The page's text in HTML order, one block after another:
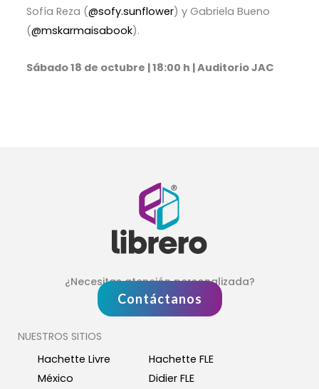
Sofía Reza (@sofy.sunflower) y Gabriela Bueno
(@mskarmaisabook).
Sábado 18 de octubre | 18:00 h | Auditorio JAC
¿Necesitas atención personalizada?
Contáctanos
NUESTROS SITIOS
Hachette Livre
México
Hachette FLE
Didier FLE